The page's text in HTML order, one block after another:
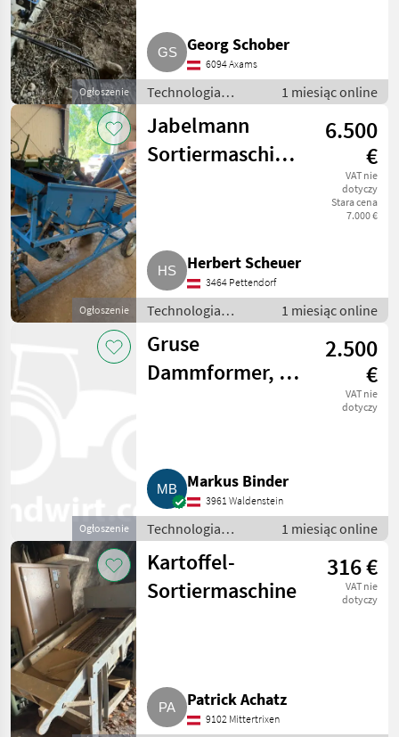
Ogłoszenie
Georg Schober
6094 Axams
Technologia
ziemniaczana /
Inne rozwiązania
technologiczne dla
ziemniaków
1 miesiąc online
Ogłoszenie
Jabelmann
Sortiermaschine
6.500
€
VAT nie
dotyczy
Stara cena
7.000 €
Herbert Scheuer
3464 Pettendorf
Technologia
ziemniaczana /
Inne rozwiązania
technologiczne dla
ziemniaków
1 miesiąc online
Ogłoszenie
Gruse
Dammformer, 4-
2.500
€
VAT nie
dotyczy
Markus Binder
3961 Waldenstein
Technologia
ziemniaczana /
Inne rozwiązania
technologiczne dla
ziemniaków
1 miesiąc online
Kartoffel-
Sortiermaschine
316 €
VAT nie
dotyczy
Patrick Achatz
9102 Mittertrixen